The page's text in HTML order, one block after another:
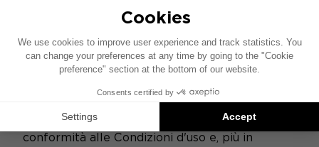
Communication, BP 374, 108, rue de l'Avenir
42350 La Talaudière Cedex, all'attenzione del
Webmaster.
Una volta creato il proprio Account, l'utente
disporrà di uno spazio personale di cui è l'unico
L'utente si impegna a utilizzare i Siti in
conformità alle Condizioni d'uso e, più in